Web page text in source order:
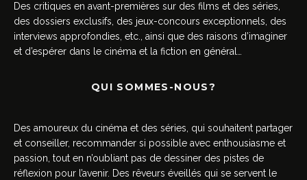
Des critiques en avant-premières sur des films et des séries,
des dossiers exclusifs, des jeux-concours exceptionnels, des
interviews approfondies, etc., ainsi que des raisons d’imaginer
et d’espérer dans le cinéma et la fiction en général…
QUI SOMMES-NOUS?
Des amoureux du cinéma et des séries, qui souhaitent partager
et conseiller, recommander si possible avec enthousiasme et
passion, tout en n’oubliant pas de dessiner des pistes de
réflexion pour l’avenir. Des rêveurs éveillés qui se servent le